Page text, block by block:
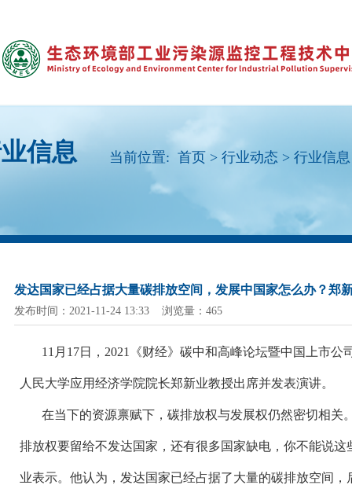
信息 当前位置: 首页 > 行业动态 > 行业信息
发达国家已经占据大量碳排放空间，发展中国家怎么办？郑
发布时间：2021-11-24 13:33 浏览量：465
11月17日，2021《财经》碳中和高峰论坛暨中国上市
人民大学应用经济学院院长郑新业教授出席并发表演讲。
在当下的资源禀赋下，碳排放权与发展权仍然密切相关
排放权要留给不发达国家，还有很多国家缺电，你不能说
业表示。他认为，发达国家已经占据了大量的碳排放空间